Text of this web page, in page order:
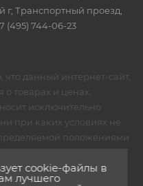
г, Транспортный проезд,
(495) 744-06-23
данный интернет-сайт,
товарах и ценах,
исключительно
при каких условиях не
положениями
информации о
товаров и (или) услуг,
cookie-файлы в
лучшего